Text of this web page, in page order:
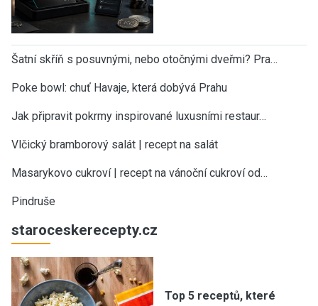
Šatní skříň s posuvnými, nebo otočnými dveřmi? Pra…
Poke bowl: chuť Havaje, která dobývá Prahu
Jak připravit pokrmy inspirované luxusními restaur…
Vlčický bramborový salát | recept na salát
Masarykovo cukroví | recept na vánoční cukroví od…
Pindruše
staroceskerecepty.cz
Top 5 receptů, které